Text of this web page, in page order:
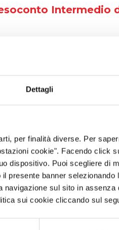
Dettagli
per finalità diverse. Per
cookie". Facendo click
dispositivo. Puoi scegliere di
presente banner
navigazione sul sito in
sui cookie cliccando sul
Intermedio
deposito della
Relazione